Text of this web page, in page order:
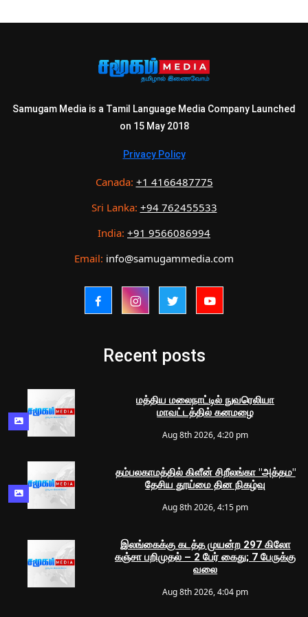
Samugam Media is a Tamil Language Media Company Launched
on 15 May 2018
Privacy Policy
Canada: +1 4166487775
Sri Lanka: +94 762455533
India: +91 9566086994
Email: info@samugammedia.com
Recent posts
மத்திய மலைநாட்டில் நுவரெலியா
மாவட்டத்தில் கனமழை
Aug 8th 2026, 4:20 pm
தம்பலகாமத்தில் கிளீன் சிறீலங்கா "அத்தம"
தேசிய தூய்மை தின நிகழ்வு
Aug 8th 2026, 4:15 pm
இலங்கைக்கு கடத்த முயன்ற 297 கிலோ
கஞ்சா பறிமுதல் – 2 பேர் கைது; 7 பேருக்கு
வலை
Aug 8th 2026, 4:04 pm